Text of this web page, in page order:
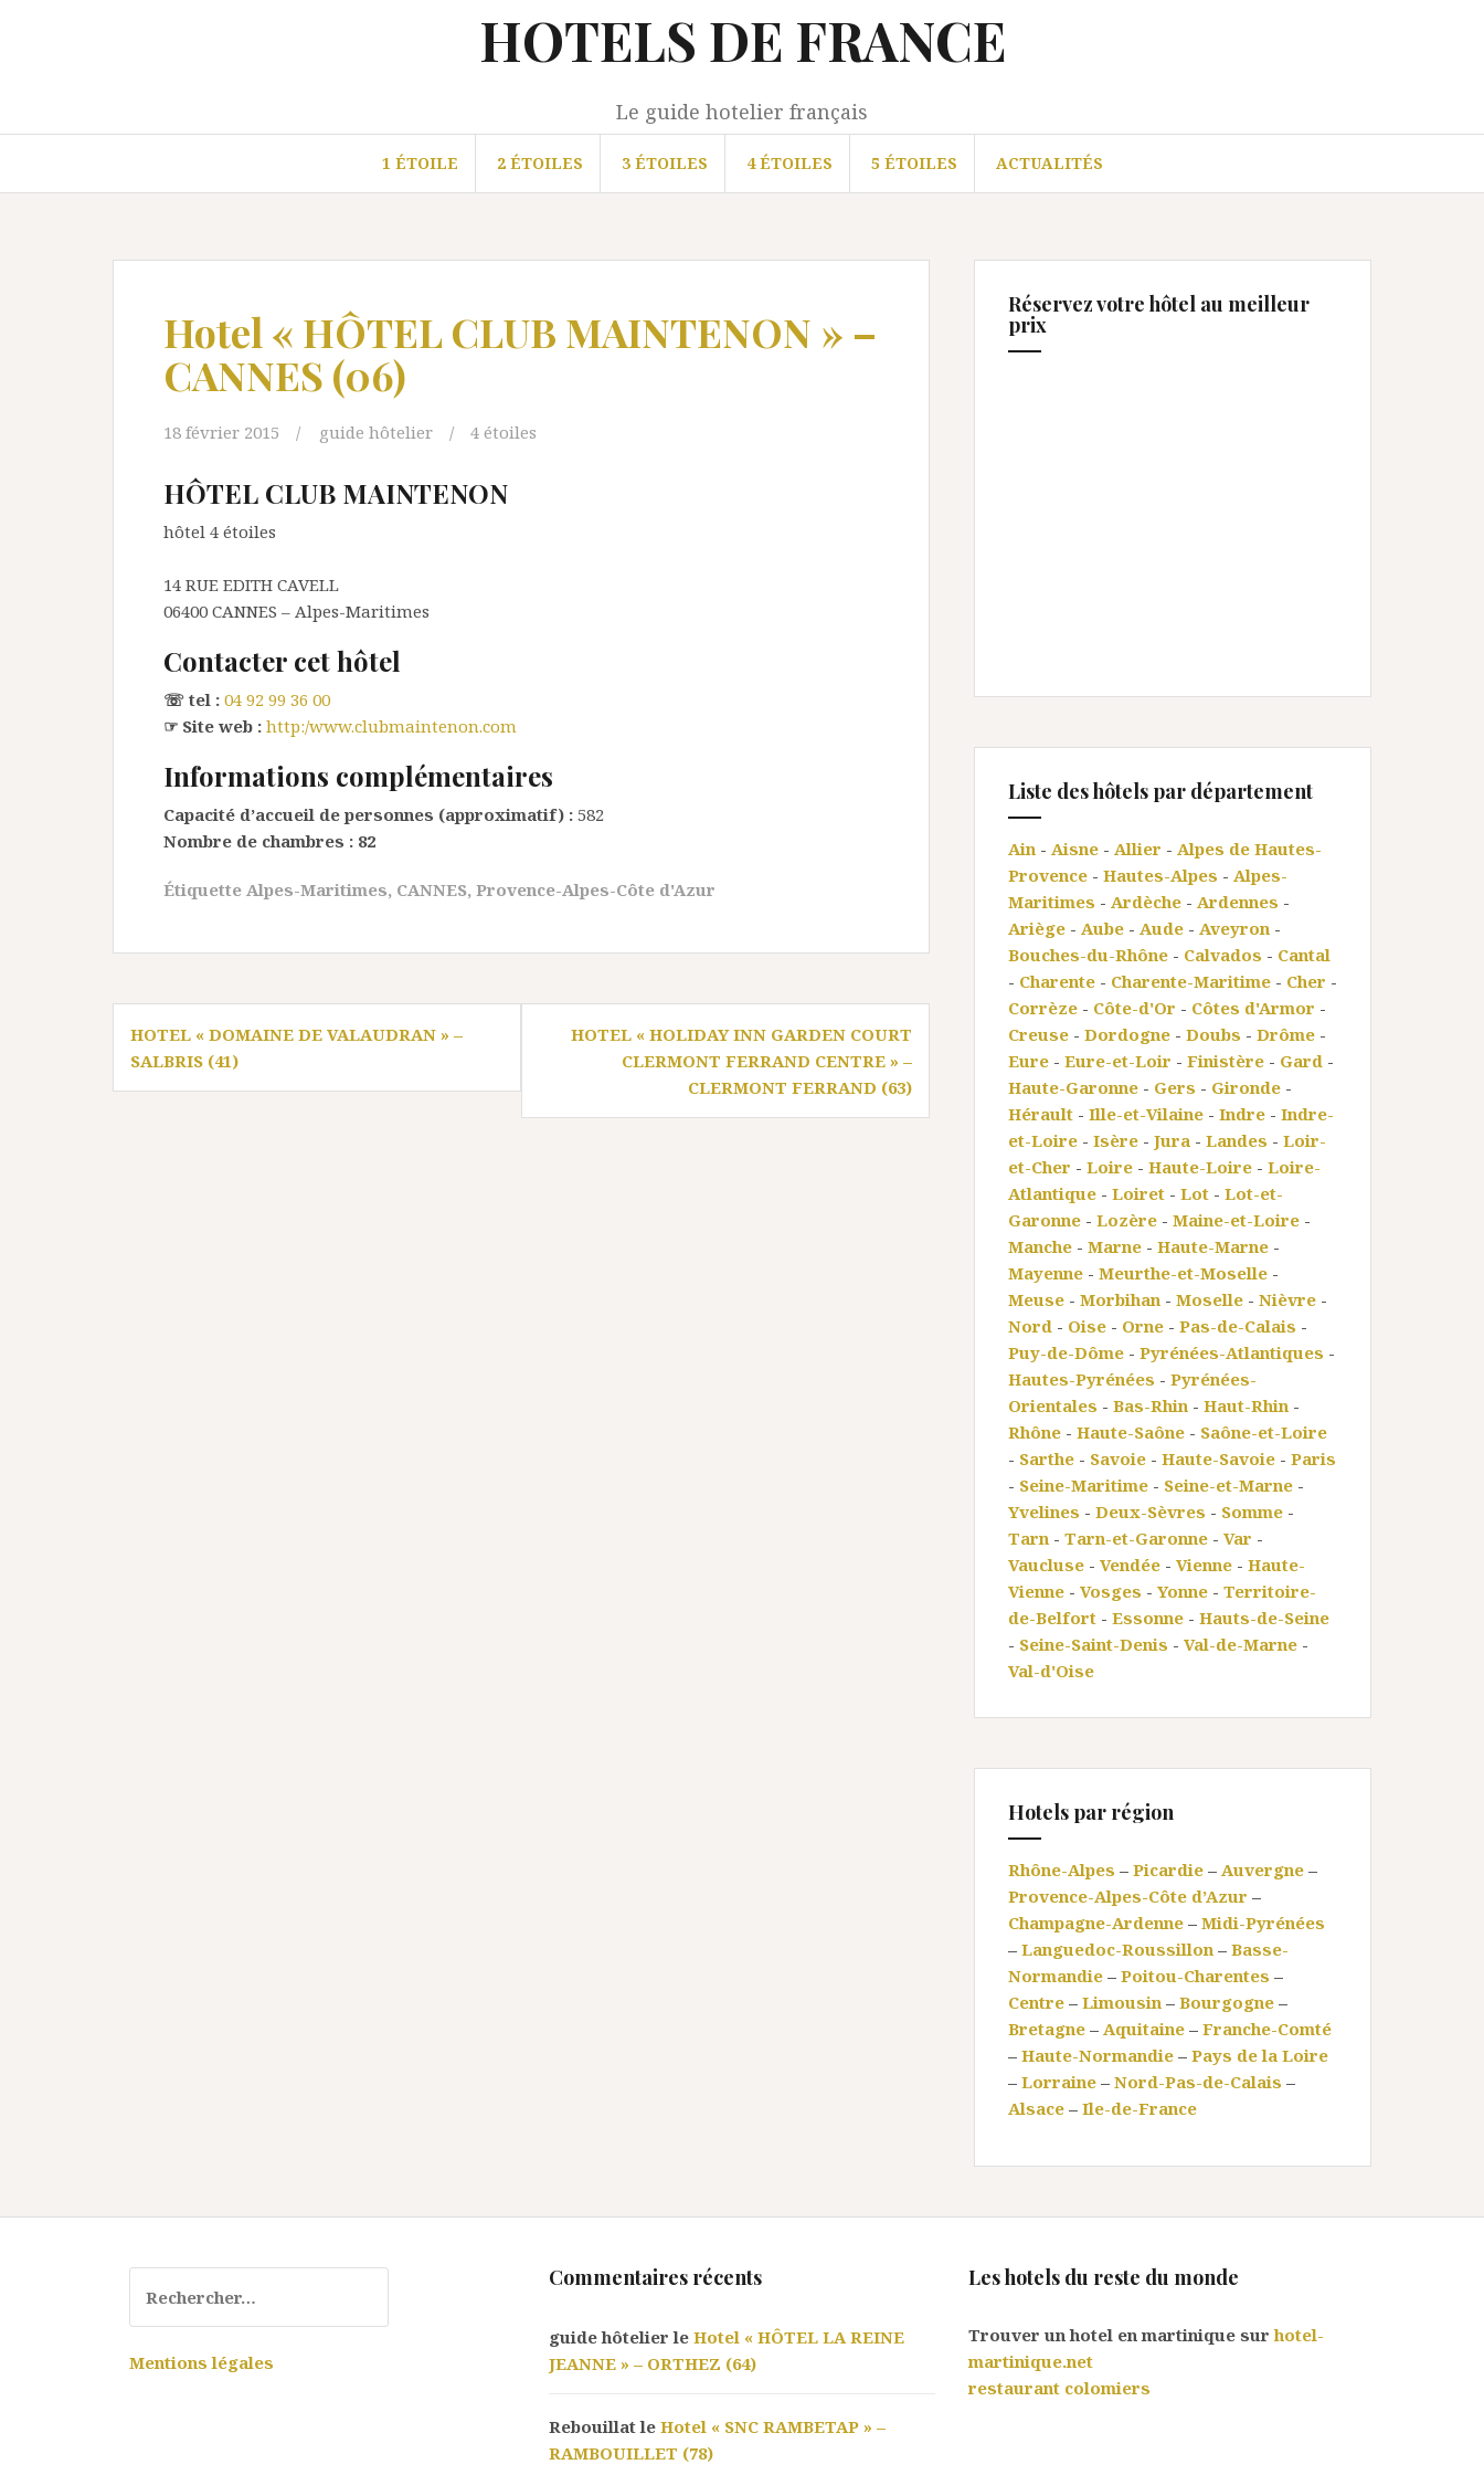
HOTELS DE FRANCE
Le guide hotelier français
1 ÉTOILE 2 ÉTOILES 3 ÉTOILES 4 ÉTOILES 5 ÉTOILES ACTUALITÉS
Hotel « HÔTEL CLUB MAINTENON » –
CANNES (06)
18 février 2015 guide hôtelier 4 étoiles
HÔTEL CLUB MAINTENON
hôtel 4 étoiles
14 RUE EDITH CAVELL
06400 CANNES – Alpes-Maritimes
Contacter cet hôtel
☏ tel : 04 92 99 36 00
☞ Site web : http:/www.clubmaintenon.com
Informations complémentaires
Capacité d’accueil de personnes (approximatif) : 582
Nombre de chambres : 82
Étiquette Alpes-Maritimes, CANNES, Provence-Alpes-Côte d'Azur
Navigation
de
l’article
HOTEL « DOMAINE DE VALAUDRAN » –
SALBRIS (41)
HOTEL « HOLIDAY INN GARDEN COURT
CLERMONT FERRAND CENTRE » –
CLERMONT FERRAND (63)
Réservez votre hôtel au meilleur
prix
Liste des hôtels par département
Ain - Aisne - Allier - Alpes de Hautes-
Provence - Hautes-Alpes - Alpes-
Maritimes - Ardèche - Ardennes -
Ariège - Aube - Aude - Aveyron -
Bouches-du-Rhône - Calvados - Cantal
- Charente - Charente-Maritime - Cher -
Corrèze - Côte-d'Or - Côtes d'Armor -
Creuse - Dordogne - Doubs - Drôme -
Eure - Eure-et-Loir - Finistère - Gard -
Haute-Garonne - Gers - Gironde -
Hérault - Ille-et-Vilaine - Indre - Indre-
et-Loire - Isère - Jura - Landes - Loir-
et-Cher - Loire - Haute-Loire - Loire-
Atlantique - Loiret - Lot - Lot-et-
Garonne - Lozère - Maine-et-Loire -
Manche - Marne - Haute-Marne -
Mayenne - Meurthe-et-Moselle -
Meuse - Morbihan - Moselle - Nièvre -
Nord - Oise - Orne - Pas-de-Calais -
Puy-de-Dôme - Pyrénées-Atlantiques -
Hautes-Pyrénées - Pyrénées-
Orientales - Bas-Rhin - Haut-Rhin -
Rhône - Haute-Saône - Saône-et-Loire
- Sarthe - Savoie - Haute-Savoie - Paris
- Seine-Maritime - Seine-et-Marne -
Yvelines - Deux-Sèvres - Somme -
Tarn - Tarn-et-Garonne - Var -
Vaucluse - Vendée - Vienne - Haute-
Vienne - Vosges - Yonne - Territoire-
de-Belfort - Essonne - Hauts-de-Seine
- Seine-Saint-Denis - Val-de-Marne -
Val-d'Oise
Hotels par région
Rhône-Alpes – Picardie – Auvergne –
Provence-Alpes-Côte d’Azur –
Champagne-Ardenne – Midi-Pyrénées
– Languedoc-Roussillon – Basse-
Normandie – Poitou-Charentes –
Centre – Limousin – Bourgogne –
Bretagne – Aquitaine – Franche-Comté
– Haute-Normandie – Pays de la Loire
– Lorraine – Nord-Pas-de-Calais –
Alsace – Ile-de-France
Mentions légales
Commentaires récents
guide hôtelier le Hotel « HÔTEL LA REINE
JEANNE » – ORTHEZ (64)
Rebouillat le Hotel « SNC RAMBETAP » –
RAMBOUILLET (78)
Les hotels du reste du monde
Trouver un hotel en martinique surhotel-
martinique.net
restaurant colomiers